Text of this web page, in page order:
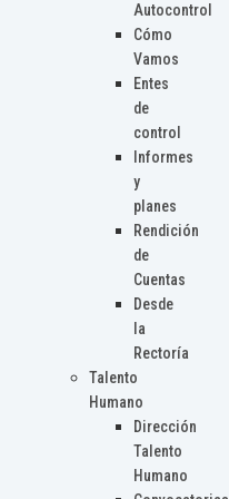
Autocontrol
Cómo
Vamos
Entes
de
control
Informes
y
planes
Rendición
de
Cuentas
Desde
la
Rectoría
Talento
Humano
Dirección
Talento
Humano